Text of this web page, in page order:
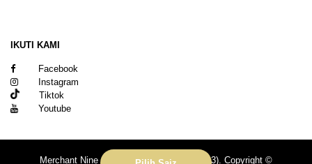
IKUTI KAMI
Facebook
Instagram
Tiktok
Youtube
Merchant Nine Sdn Bhd (No. 201601039113). Copyright ©